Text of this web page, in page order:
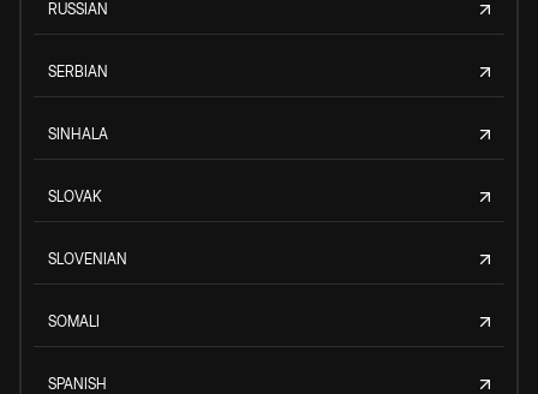
RUSSIAN
SERBIAN
SINHALA
SLOVAK
SLOVENIAN
SOMALI
SPANISH